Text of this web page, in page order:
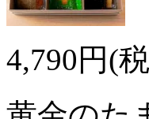
4,790円(